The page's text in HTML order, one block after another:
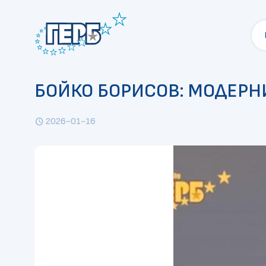
БОЙКО БОРИСОВ:
schedule 2026-01-16